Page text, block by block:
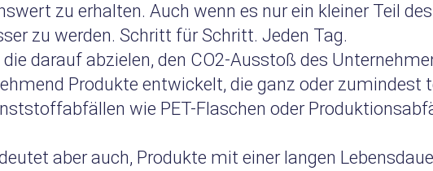
zu erhalten. Auch wenn es nur ein kleiner Teil
zu werden. Schritt für Schritt. Jeden Tag.
darauf abzielen, den CO2-Ausstoß des
Produkte entwickelt, die ganz oder zumindest
wie PET-Flaschen oder
aber auch, Produkte mit einer langen